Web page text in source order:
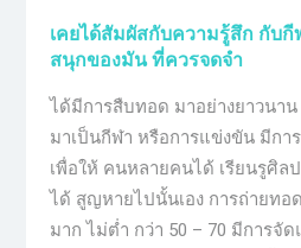
เคยได้สัมผัสกับความรู้สึก กับ
สนุกของมัน ที่ควรจดจำ
ได้มีการสืบทอด มาอย่างยาวนา
มาเป็นกีฬา หรือการแข่งขัน มีกา
เพื่อให้ คนหลายคนได้ เรียนรูศิล
ได้ สูญหายไปนั้นเอง การถ่ายทอ
มาก ไม่ต่ำ กว่า 50 – 70 มีการจั